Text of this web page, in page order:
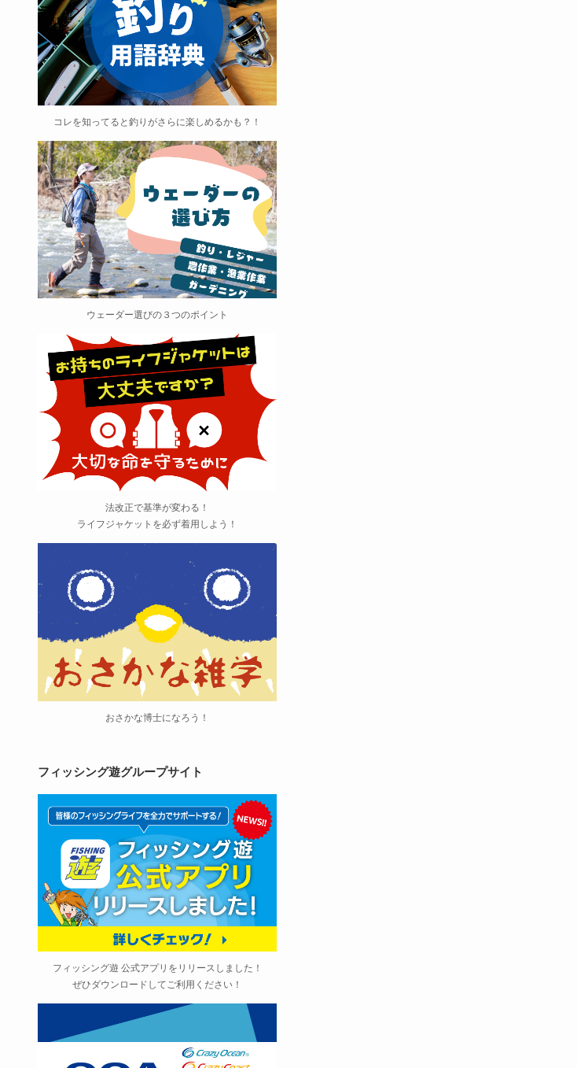
コレを知ってると釣りがさらに楽しめるかも？！
ウェーダー選びの３つのポイント
法改正で基準が変わる！
ライフジャケットを必ず着用しよう！
おさかな博士になろう！
フィッシング遊グループサイト
フィッシング遊 公式アプリをリリースしました！
ぜひダウンロードしてご利用ください！